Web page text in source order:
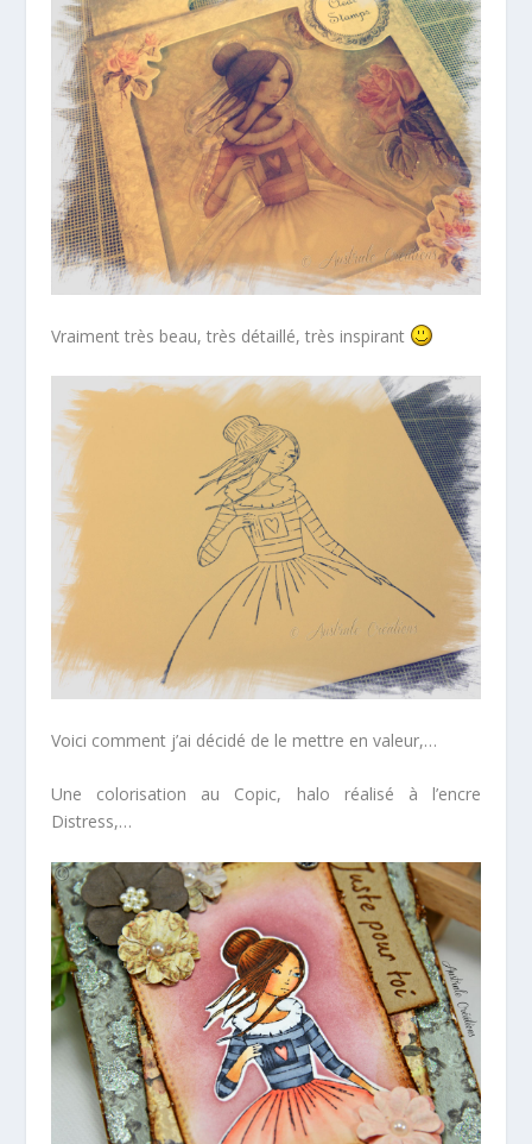
Vraiment très beau, très détaillé, très inspirant
Voici comment j’ai décidé de le mettre en valeur,…
Une colorisation au Copic, halo réalisé à l’encre
Distress,…